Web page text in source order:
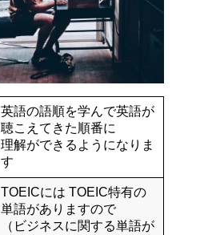
英語の語順を学んで英語が
聴こえてきた順番に
理解ができるようになりま
す
TOEICには TOEIC特有の
単語がありますので
（ビジネスに関する単語が